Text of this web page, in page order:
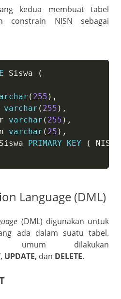
kedua membuat tabel
constrain NISN sebagai
Siswa
(
( 255 ) ,
varchar ( 255 ) ,
varchar ( 255 ) ,
varchar ( 25 ) ,
PRIMARY KEY ( NISN
Language (DML)
(DML) digunakan untuk
ada dalam suatu tabel.
umum dilakukan
, UPDATE, dan DELETE.